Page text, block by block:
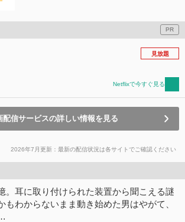
PR
見放題
Netflixで今すぐ見る
配信サービスの詳しい情報を見る
2026年7月更新：最新の配信状況は各サイトでご確認ください
。耳に取り付けられた装置から聞こえる謎
もわからないまま動き始めた男はやがて、